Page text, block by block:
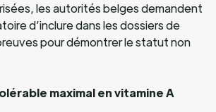
les autorités belges demandent
d’inclure dans les dossiers de
pour démontrer le statut non
maximal en vitamine A